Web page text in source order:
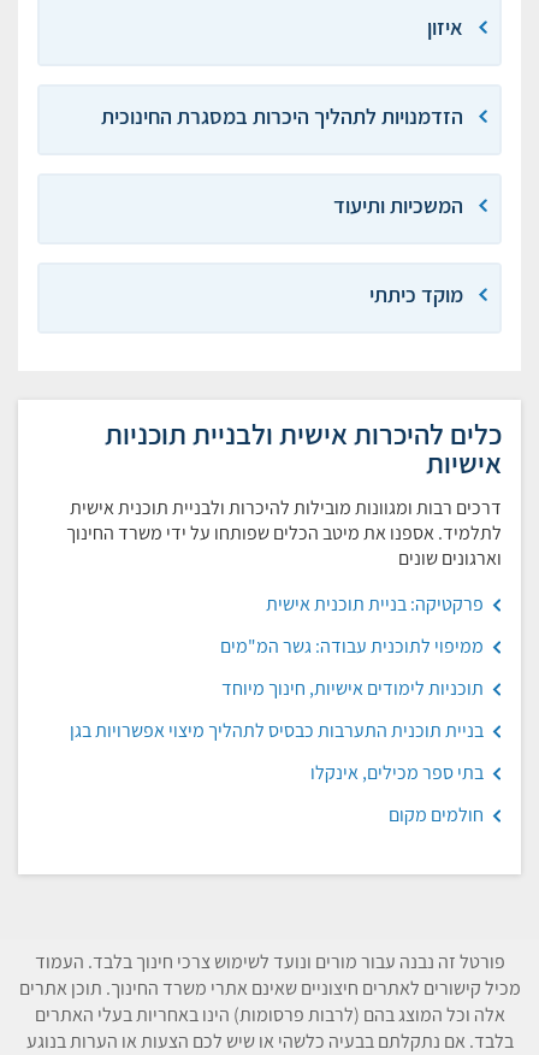
איזון
הזדמנויות לתהליך היכרות במסגרת החינוכית
המשכיות ותיעוד
מוקד כיתתי
כלים להיכרות אישית ולבניית תוכניות
אישיות
דרכים רבות ומגוונות מובילות להיכרות ולבניית תוכנית אישית
לתלמיד. אספנו את מיטב הכלים שפותחו על ידי משרד החינוך
וארגונים שונים
פרקטיקה: בניית תוכנית אישית
ממיפוי לתוכנית עבודה: גשר המ"מים
תוכניות לימודים אישיות, חינוך מיוחד
בניית תוכנית התערבות כבסיס לתהליך מיצוי אפשרויות בגן
בתי ספר מכילים, אינקלו
חולמים מקום
פורטל זה נבנה עבור מורים ונועד לשימוש צרכי חינוך בלבד. העמוד
מכיל קישורים לאתרים חיצוניים שאינם אתרי משרד החינוך. תוכן אתרים
אלה וכל המוצג בהם (לרבות פרסומות) הינו באחריות בעלי האתרים
בלבד. אם נתקלתם בבעיה כלשהי או שיש לכם הצעות או הערות בנוגע